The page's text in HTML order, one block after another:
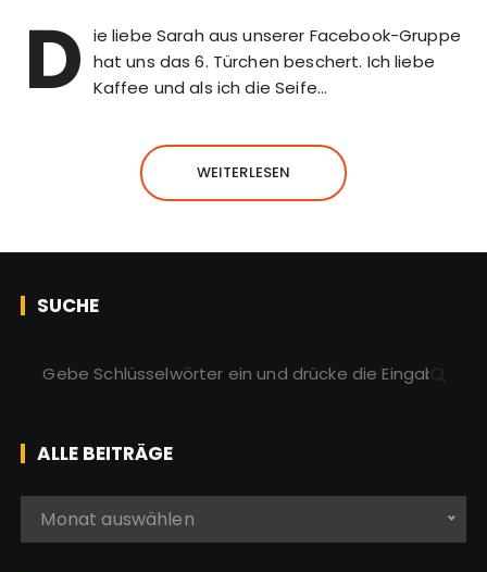
D ie liebe Sarah aus unserer Facebook-Gruppe
hat uns das 6. Türchen beschert. Ich liebe
Kaffee und als ich die Seife…
WEITERLESEN
SUCHE
h
e
n
c
ALLE BEITRÄGE
Monat auswählen